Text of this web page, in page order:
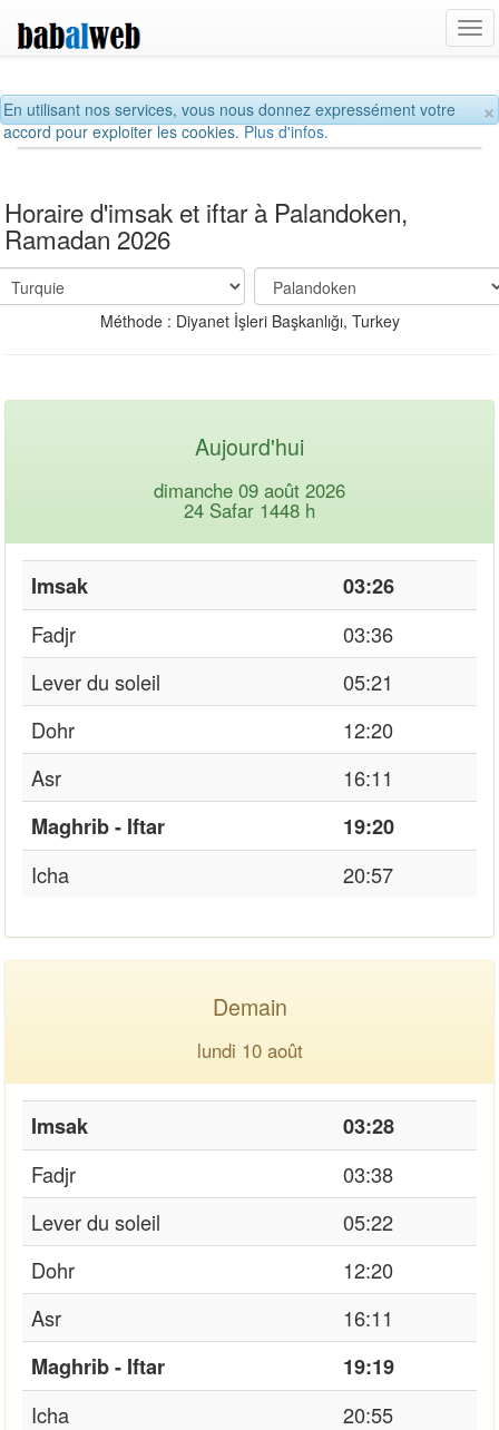
×
En utilisant nos services, vous nous donnez expressément votre
accord pour exploiter les cookies.Plus d'infos.
Horaire d'imsak et iftar à Palandoken,
Ramadan 2026
Méthode : Diyanet İşleri Başkanlığı, Turkey
Aujourd'hui
dimanche 09 août 2026
24 Safar 1448 h
Imsak
03:26
Fadjr
03:36
Lever du soleil
05:21
Dohr
12:20
Asr
16:11
Maghrib - Iftar
19:20
Icha
20:57
Demain
lundi 10 août
Imsak
03:28
Fadjr
03:38
Lever du soleil
05:22
Dohr
12:20
Asr
16:11
Maghrib - Iftar
19:19
Icha
20:55